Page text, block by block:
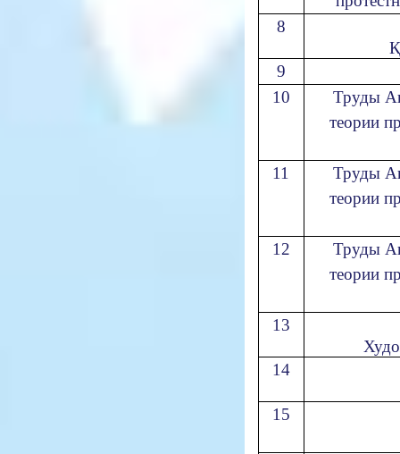
8
9
10
Труды
теории
11
Труды
теории
12
Труды
теории
13
14
15